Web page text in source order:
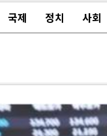
국제 정치 사회